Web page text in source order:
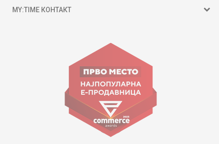
MY:TIME КОНТАКТ
ул. Гоце Николовски бр.74 Скопје
contact@mytime.mk
Работно време:
09:00 до 17:00